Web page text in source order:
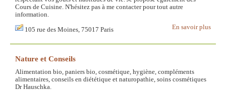
Cours de Cuisine. N'hésitez pas à me contacter pour tout autre
information.
En savoir plus
105 rue des Moines, 75017 Paris
Nature et Conseils
Alimentation bio, paniers bio, cosmétique, hygiène, compléments
alimentaires, conseils en diététique et naturopathie, soins cosmétiques
Dr Hauschka.